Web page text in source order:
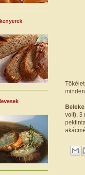
volt), 3
kenyerek
levesek